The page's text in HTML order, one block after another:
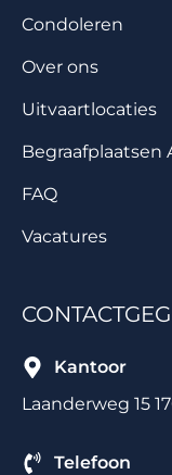
Condoleren
Over ons
Uitvaartlocaties
Begraafplaatsen
FAQ
Vacatures
Kantoor
Laanderweg 15
Telefoon